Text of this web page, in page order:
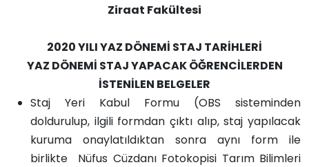
Ziraat Fakültesi
2020 YILI YAZ DÖNEMİ STAJ TARİHLERİ
YAZ DÖNEMİ STAJ YAPACAK ÖĞRENCİLERDEN
İSTENİLEN BELGELER
Staj Yeri Kabul Formu (OBS sisteminden
doldurulup, ilgili formdan çıktı alıp, staj yapılacak
kuruma onaylatıldıktan sonra aynı form ile
birlikte Nüfus Cüzdanı Fotokopisi Tarım Bilimleri